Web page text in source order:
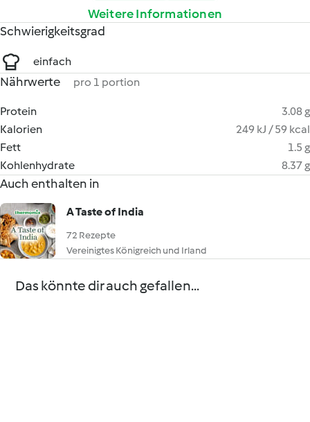
Weitere Informationen
Schwierigkeitsgrad
einfach
Nährwerte pro 1 portion
Protein
3.08 g
Kalorien
249 kJ / 59 kcal
Fett
1.5 g
Kohlenhydrate
8.37 g
Auch enthalten in
A Taste of India
72 Rezepte
Vereinigtes Königreich und Irland
Das könnte dir auch gefallen...